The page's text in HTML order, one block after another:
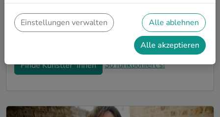
findest Du eine Vielzahl an professionellen
Alternative Hochzeitsbands in Chicago, die euer Fest
zu einem echten Highlight werden lassen. Buche jetzt
genau die richtige Live-Musik für eure Feierlichkeiten!
Finde Künstler*innen So funktioniert's!
Einstellungen verwalten Alle ablehnen
Alle akzeptieren